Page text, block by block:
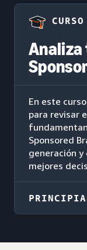
CURSO
Analiza
En este
para revisar
Sponsored
generación
mejores